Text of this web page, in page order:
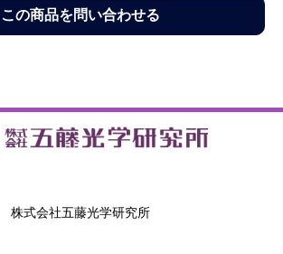
この商品を問い合わせる
株式会社五藤光学研究所